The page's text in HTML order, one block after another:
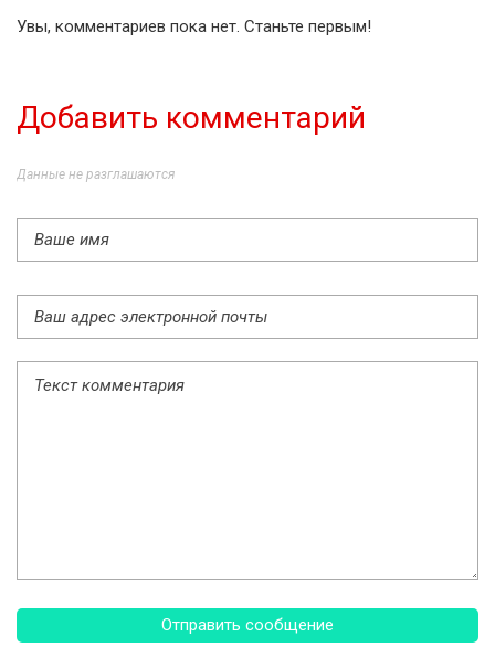
Увы, комментариев пока нет. Станьте первым!
Добавить комментарий
Данные не разглашаются